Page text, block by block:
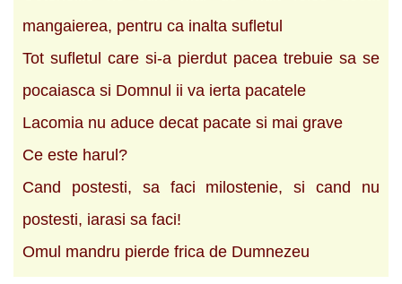
mangaierea, pentru ca inalta sufletul
Tot sufletul care si-a pierdut pacea trebuie sa se
pocaiasca si Domnul ii va ierta pacatele
Lacomia nu aduce decat pacate si mai grave
Ce este harul?
Cand postesti, sa faci milostenie, si cand nu
postesti, iarasi sa faci!
Omul mandru pierde frica de Dumnezeu